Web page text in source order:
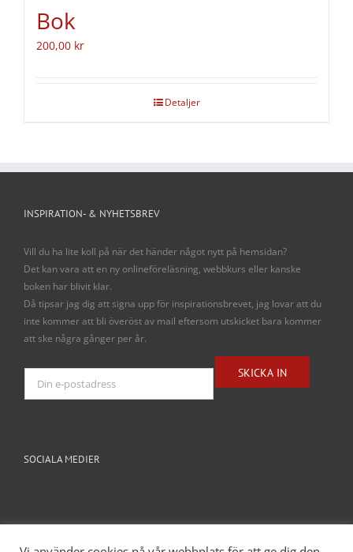
Bok
200,00 kr
Detaljer
INSPIRATION- & NYHETSBREV
Vill du ha lite koll på när det händer något nytt på hemsidan?
Det kan vara att en ny onlineföreläsning, webbkurs eller kanske
boken har blivit klar.
Då tipsar jag dig att signa upp för inspirationsbrevet, jag lovar att du
inte kommer att bli överöst av mail eftersom utskicket bara kommer
att ske några gånger per år.
SOCIALA MEDIER